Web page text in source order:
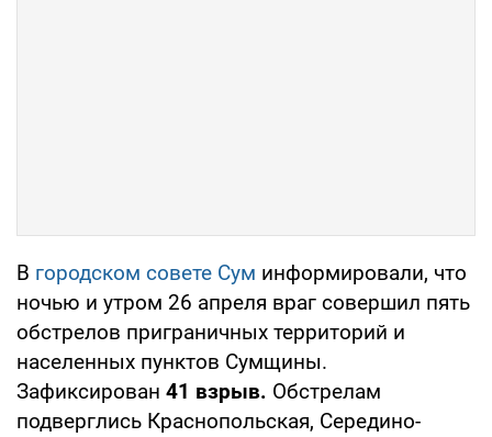
В городском совете Сум информировали, что
ночью и утром 26 апреля враг совершил пять
обстрелов приграничных территорий и
населенных пунктов Сумщины.
Зафиксирован 41 взрыв. Обстрелам
подверглись Краснопольская, Середино-